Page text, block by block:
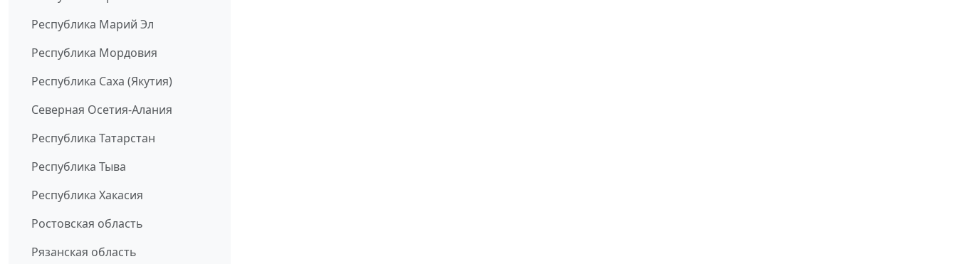
Республика Марий Эл
Республика Мордовия
Республика Саха (Якутия)
Северная Осетия-Алания
Республика Татарстан
Республика Тыва
Республика Хакасия
Ростовская область
Рязанская область